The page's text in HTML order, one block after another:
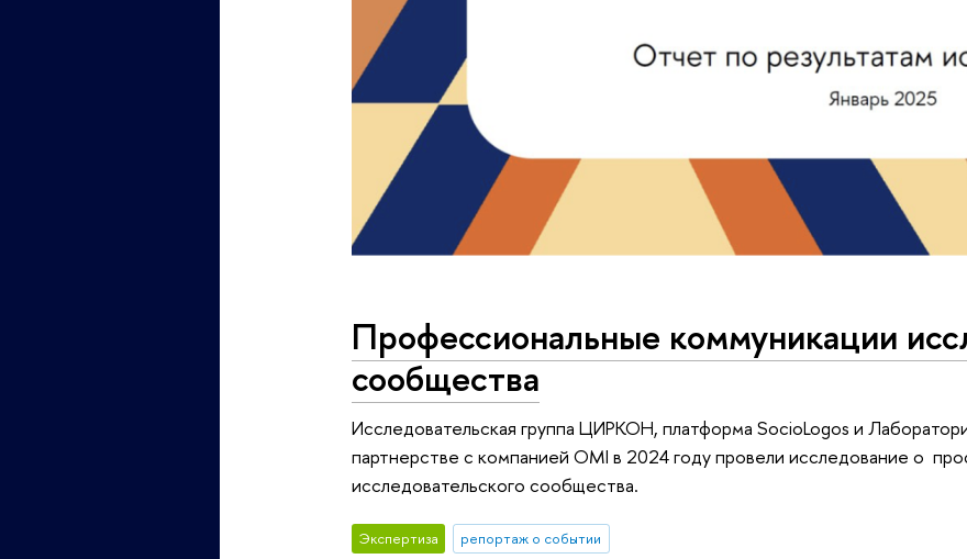
Профессиональные коммуникации
сообщества
Исследовательская группа ЦИРКОН, платформа SocioLogos и
партнерстве с компанией OMI в 2024 году провели исследование о
исследовательского сообщества.
Экспертиза репортаж о событии